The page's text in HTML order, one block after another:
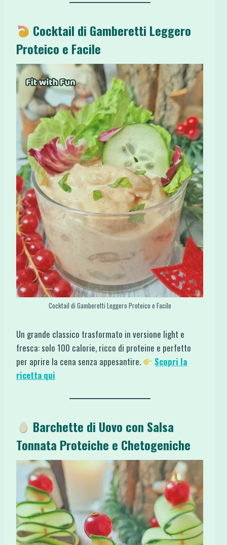
Cocktail di Gamberetti Leggero
Proteico e Facile
Cocktail di Gamberetti Leggero Proteico e Facile
Un grande classico trasformato in versione light e
fresca: solo 100 calorie, ricco di proteine e perfetto
per aprire la cena senza appesantire.
Scopri la
ricetta qui
Barchette di Uovo con Salsa
Tonnata Proteiche e Chetogeniche